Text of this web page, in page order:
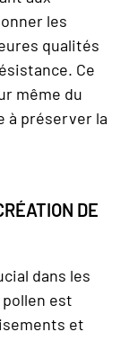
les
qualités
Ce
même du
à préserver la
DE
dans les
est
et